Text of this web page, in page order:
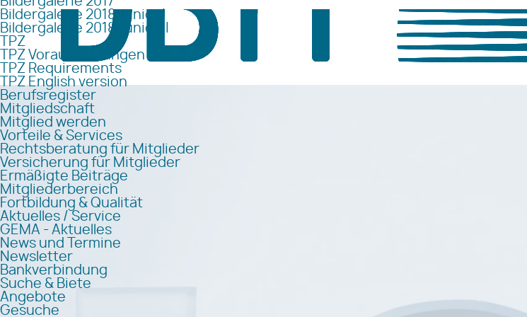
Bildergalerie 2018 Junior I
Bildergalerie 2018 Junior II
TPZ
TPZ Voraussetzungen
TPZ Requirements
TPZ English version
Berufsregister
Mitgliedschaft
Mitglied werden
Vorteile & Services
Rechtsberatung für Mitglieder
Versicherung für Mitglieder
Ermäßigte Beiträge
Mitgliederbereich
Fortbildung & Qualität
Aktuelles / Service
GEMA - Aktuelles
News und Termine
Newsletter
Bankverbindung
Suche & Biete
Angebote
Gesuche